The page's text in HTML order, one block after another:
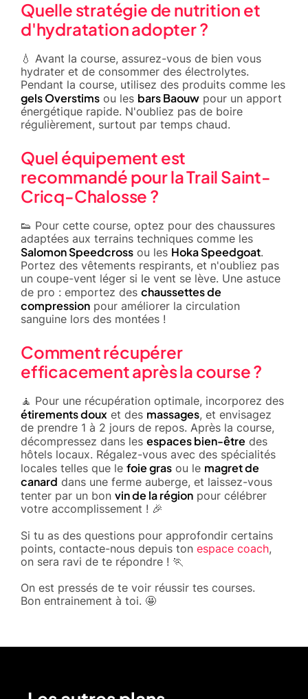
Quelle stratégie de nutrition et
d'hydratation adopter ?
💧 Avant la course, assurez-vous de bien vous
hydrater et de consommer des électrolytes.
Pendant la course, utilisez des produits comme les
gels Overstims ou les bars Baouw pour un apport
énergétique rapide. N'oubliez pas de boire
régulièrement, surtout par temps chaud.
Quel équipement est
recommandé pour la Trail Saint-
Cricq-Chalosse ?
👟 Pour cette course, optez pour des chaussures
adaptées aux terrains techniques comme les
Salomon Speedcross ou les Hoka Speedgoat.
Portez des vêtements respirants, et n'oubliez pas
un coupe-vent léger si le vent se lève. Une astuce
de pro : emportez des chaussettes de
compression pour améliorer la circulation
sanguine lors des montées !
Comment récupérer
efficacement après la course ?
🧘 Pour une récupération optimale, incorporez des
étirements doux et des massages, et envisagez
de prendre 1 à 2 jours de repos. Après la course,
décompressez dans les espaces bien-être des
hôtels locaux. Régalez-vous avec des spécialités
locales telles que le foie gras ou le magret de
canard dans une ferme auberge, et laissez-vous
tenter par un bon vin de la région pour célébrer
votre accomplissement ! 🎉
Si tu as des questions pour approfondir certains
points, contacte-nous depuis ton espace coach,
on sera ravi de te répondre ! 🏃
On est pressés de te voir réussir tes courses.
Bon entrainement à toi. 🤩